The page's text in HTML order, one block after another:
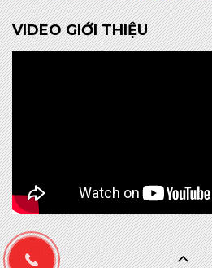
VIDEO GIỚI THIỆU